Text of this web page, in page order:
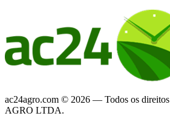
ac24agro.com © 2026 — Todos os
AGRO LTDA.